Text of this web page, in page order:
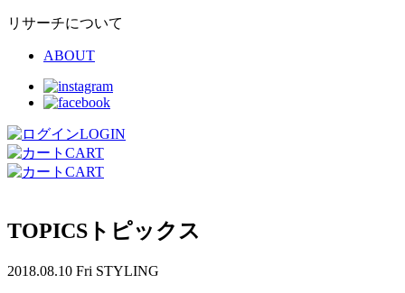
リサーチについて
ABOUT
LOGIN
CART
CART
TOPICS トピックス
2018.08.10 Fri STYLING